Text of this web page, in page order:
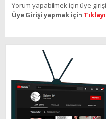
Yorum yapabilmek için üye
Üye Girişi yapmak için